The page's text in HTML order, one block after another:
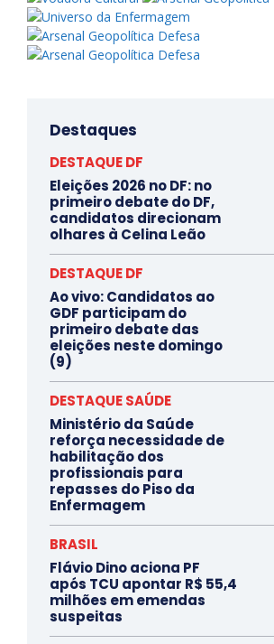
Destaques
DESTAQUE DF
Eleições 2026 no DF: no
primeiro debate do DF,
candidatos direcionam
olhares à Celina Leão
DESTAQUE DF
Ao vivo: Candidatos ao
GDF participam do
primeiro debate das
eleições neste domingo
(9)
DESTAQUE SAÚDE
Ministério da Saúde
reforça necessidade de
habilitação dos
profissionais para
repasses do Piso da
Enfermagem
BRASIL
Flávio Dino aciona PF
após TCU apontar R$ 55,4
milhões em emendas
suspeitas